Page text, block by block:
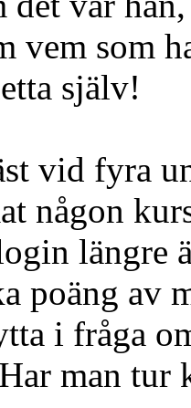
vem som
själv!
vid fyra
någon
längre
poäng av
i fråga
man tur